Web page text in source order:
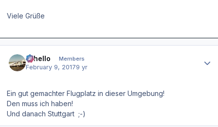
Viele Grüße
Othello Members
February 9, 20179 yr
Ein gut gemachter Flugplatz in dieser Umgebung!
Den muss ich haben!
Und danach Stuttgart ;-)